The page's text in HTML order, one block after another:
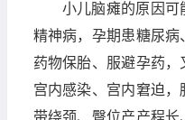
小儿脑瘫的原因可
精神病，孕期患糖尿病
药物保胎、服避孕药，
宫内感染、宫内窘迫
带绕颈、臀位产产程